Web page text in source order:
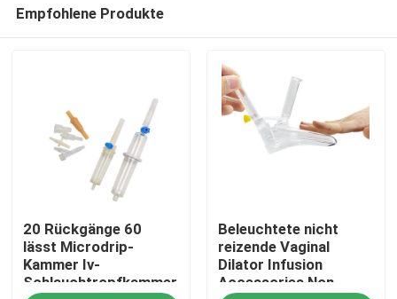
Empfohlene Produkte
20 Rückgänge 60
lässt Microdrip-
Kammer Iv-
Schlauchtropfkammer
Beleuchtete nicht
reizende Vaginal
Dilator Infusion
Accessories Non-